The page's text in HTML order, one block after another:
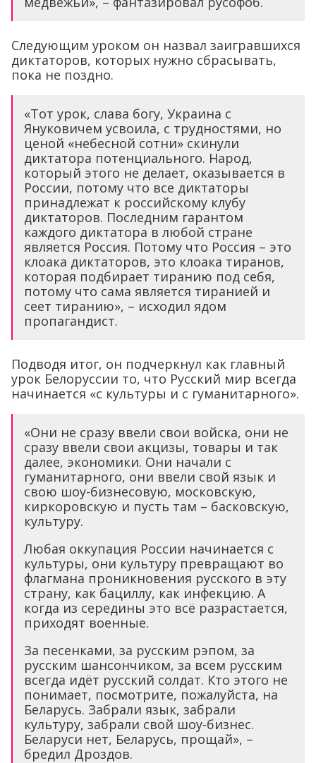
Следующим уроком он назвал заигравшихся
диктаторов, которых нужно сбрасывать,
пока не поздно.
«Тот урок, слава богу, Украина с
Януковичем усвоила, с трудностями, но
ценой «небесной сотни» скинули
диктатора потенциального. Народ,
который этого не делает, оказывается в
России, потому что все диктаторы
принадлежат к российскому клубу
диктаторов. Последним гарантом
каждого диктатора в любой стране
является Россия. Потому что Россия – это
клоака диктаторов, это клоака тиранов,
которая подбирает тиранию под себя,
потому что сама является тиранией и
сеет тиранию», – исходил ядом
пропагандист.
Подводя итог, он подчеркнул как главный
урок Белоруссии то, что Русский мир всегда
начинается «с культуры и с гуманитарного».
«Они не сразу ввели свои войска, они не
сразу ввели свои акцизы, товары и так
далее, экономики. Они начали с
гуманитарного, они ввели свой язык и
свою шоу-бизнесовую, московскую,
киркоровскую и пусть там – басковскую,
культуру.
Любая оккупация России начинается с
культуры, они культуру превращают во
флагмана проникновения русского в эту
страну, как бациллу, как инфекцию. А
когда из середины это всё разрастается,
приходят военные.
За песенками, за русским рэпом, за
русским шансончиком, за всем русским
всегда идёт русский солдат. Кто этого не
понимает, посмотрите, пожалуйста, на
Беларусь. Забрали язык, забрали
культуру, забрали свой шоу-бизнес.
Беларуси нет, Беларусь, прощай», –
бредил Дроздов.